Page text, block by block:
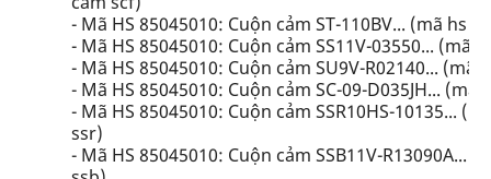
- Mã HS 85045010: Cuộn cảm ST-110BV... (mã hs
- Mã HS 85045010: Cuộn cảm SS11V-03550...
- Mã HS 85045010: Cuộn cảm SU9V-R02140...
- Mã HS 85045010: Cuộn cảm SC-09-D035JH...
- Mã HS 85045010: Cuộn cảm SSR10HS-10135...
ssr)
- Mã HS 85045010: Cuộn cảm SSB11V-